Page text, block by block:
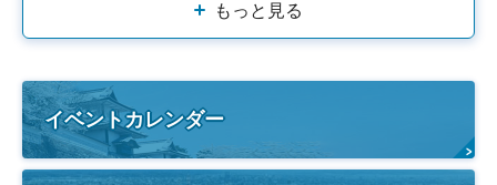
もっと見る
イベントカレンダー